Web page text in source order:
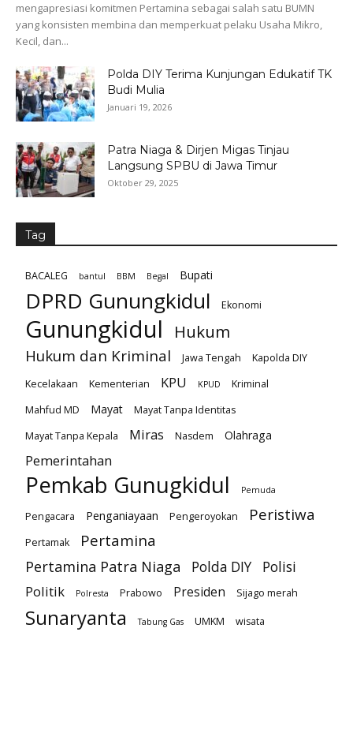
mengapresiasi komitmen Pertamina sebagai salah satu BUMN
yang konsisten membina dan memperkuat pelaku Usaha Mikro,
Kecil, dan...
Polda DIY Terima Kunjungan Edukatif TK
Budi Mulia
Januari 19, 2026
Patra Niaga & Dirjen Migas Tinjau
Langsung SPBU di Jawa Timur
Oktober 29, 2025
Tag
BACALEG bantul BBM Begal Bupati
DPRD Gunungkidul Ekonomi
Gunungkidul Hukum
Hukum dan Kriminal Jawa Tengah
Kapolda DIY
Kecelakaan
Kementerian KPU KPUD
Kriminal
Mahfud MD
Mayat
Mayat Tanpa Identitas
Mayat Tanpa Kepala
Miras Nasdem Olahraga
Pemerintahan
Pemkab Gunugkidul Pemuda
Pengacara Penganiayaan Pengeroyokan Peristiwa
Pertamak Pertamina
Pertamina Patra Niaga Polda DIY
Polisi
Politik
Polresta Prabowo Presiden Sijago merah
Sunaryanta Tabung Gas UMKM wisata